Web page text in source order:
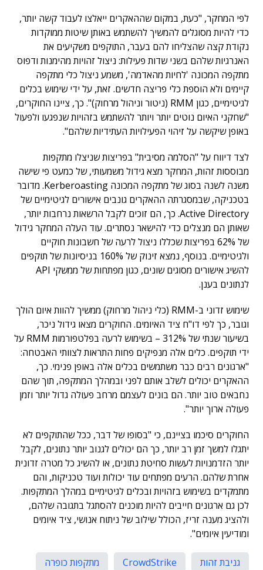
לפי המחקר, "כעת, במקום שההאקרים ייאלצו לעבוד קשה יותר,
כדי להיות מסוגלים להמשיך להשתמש באותן שיטות ממוקדות
נקודת קצה שהצליחו להם בעבר, התוקפים משקיעים את
האנרגיות שלהם בשני שדות פעילות: ניצול זהויות מהימנות ודפוס
מתקפה המכונה 'לחיות מהאדמה', משמע ניצול כלי מתקפה
קיימים ולא הוספת כלי פריצה חדשים. זאת, על ידי שימוש בכלים
לגיטימיים, כגון RMM (ניטור וניהול מרחוק)". כך, ציינו החוקרים,
"שחקני האיום נוטים יותר ויותר להשתמש בזהויות שנפגעו ולפעול
באופן שיקשה על זיהוי הפעילויות העתידיות שלהם".
לצד דיווח על "הסלמה מסיבית" בפריצות שניצלו מתקפות
מבוססות זהות, המחקר מצא גידול משמעותי, של כמעט פי שישה
משנה לשנה בסוג של מתקפה המכונה Kerberoasting. מדובר
בטכניקה, שבמסגרתה ההאקרים גונבים אישורים לגיטימיים של
Active Directory. כך, הם זוכים לקבל הרשאות נרחבות יותר,
שאותן הם מנצלים כדי להישאר נסתרים. עוד העלה המחקר גידול
של 62% בפריצות שכללו ניצול לרעה של חשבונות חוקיים
ולגיטימיים. בנוסף, נמצא זינוק של 160% בניסיונות של תוקפים
להשיג אישורים מסוגים שונים, כגון מפתחות של ממשקי API
לנתונים בענן.
שימוש זדוני ב-RMM (כלי ניהול מרחוק) ממשיך להוות איום הולך
וגובר, כך לפי דו"ח ציד האיומים. החוקרים מצאו גידול ניכר,
בשיעור שנתי של 312% – בשימוש לרעה בפלטפורמות RMM על
ידי תוקפים. כלים אלה מנפיקים פחות התראות לצוותי האבטחה:
"ארגונים רבים כבר משתמשים בכלים אלה באופן פנימי. כך,
ההאקרים יכולים לשלב אותם לפני ובמהלך המתקפה, תוך שהם
נחבאים טוב יותר. הם בונים לעצמם מרחב פעולה גדול יותר וזמן
פעולה ארוך יותר".
החוקרים סיכמו בציינם, כי "בסופו של דבר, ככל שהתוקפים לא
יתגלו למשך זמן רב יותר, כך הם יכולים לגנוב יותר נתונים, לקבל
יותר הזדמנויות לעשות סחיטת נתונים, או להשיג כל מטרה זדונית
אחרת שלהם. הרעים מפתחים עוד יכולות ועוד טכניקות, והם
מתמקדים בשימוש בזהויות ובכלים לגיטימיים במהלך המתקפות.
לכן גם ארגונים חייבים להיות מוכנים להסתגל בתגובה שלהם,
ולהציג מענה זריז, הכולל שילוב של ניתוח אנושי, ציד איומים
ומודיעין איומים".
גניבת זהות CrowdStrike
מתקפות כופרה